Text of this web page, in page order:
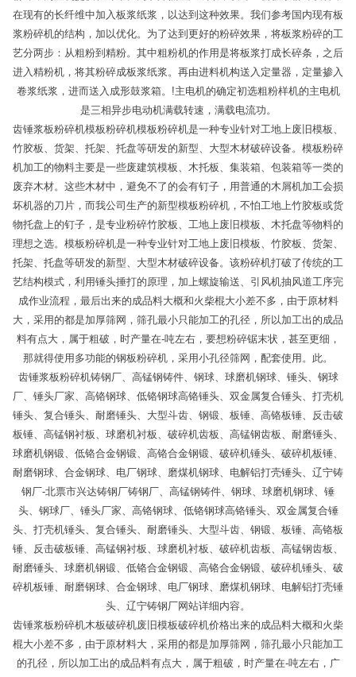
在现有的长纤维中加入板浆纸浆，以达到这种效果。我们参考国内现有板
浆粉碎机的结构，加以优化。为了达到更好的粉碎效果，将板浆粉碎的工
艺分两步：从粗粉到精粉。其中粗粉机的作用是将板浆打成长碎条，之后
进入精粉机，将其粉碎成板浆纸浆。再由进料机构送入定量器，定量掺入
卷浆纸浆，进而送入成形鼓浆箱。!主电机的确定初选粗粉样机的主电机
是三相异步电动机满载转速，满载电流功。
齿锤浆板粉碎机模板粉碎机模板粉碎机是一种专业针对工地上废旧模板、
竹胶板、货架、托架、托盘等研发的新型、大型木材破碎设备。模板粉碎
机加工的物料主要是一些废建筑模板、木托板、集装箱、包装箱等一类的
废弃木材。这些木材中，避免不了的会有钉子，用普通的木屑机加工会损
坏机器的刀片，而我公司生产的新型模板粉碎机，不怕工地上竹胶板或货
物托盘上的钉子，是专业粉碎竹胶板、工地上废旧模板、木托盘等物料的
理想之选。模板粉碎机是一种专业针对工地上废旧模板、竹胶板、货架、
托架、托盘等研发的新型、大型木材破碎设备。该粉碎机打破了传统的工
艺结构模式，利用锤头捶打的原理，加上螺旋输送、引风机抽风道工序完
成作业流程，最后出来的成品料大概和火柴棍大小差不多，由于原材料
大，采用的都是加厚筛网，筛孔最小只能加工的孔径，所以加工出的成品
料有点大，属于粗破，时产量在-吨左右，要想粉碎锯末状，甚至更细，
那就得使用多功能的钢板粉碎机，采用小孔径筛网，配套使用。此。
齿锤浆板粉碎机铸钢厂、高锰钢铸件、钢球、球磨机钢球、锤头、钢球
厂、锤头厂家、高铬钢球、低铬钢球高铬锤头、双金属复合锤头、打壳机
锤头、复合锤头、耐磨锤头、大型斗齿、钢锻、板锤、高铬板锤、反击破
板锤、高锰钢衬板、球磨机衬板、破碎机齿板、高锰钢齿板、耐磨锤头、
球磨机钢锻、低铬合金钢锻、高铬合金钢锻、破碎机锤头、破碎机板锤、
耐磨钢球、合金钢球、电厂钢球、磨煤机钢球、电解铝打壳锤头、辽宁铸
钢厂-北票市兴达铸钢厂铸钢厂、高锰钢铸件、钢球、球磨机钢球、锤
头、钢球厂、锤头厂家、高铬钢球、低铬钢球高铬锤头、双金属复合锤
头、打壳机锤头、复合锤头、耐磨锤头、大型斗齿、钢锻、板锤、高铬板
锤、反击破板锤、高锰钢衬板、球磨机衬板、破碎机齿板、高锰钢齿板、
耐磨锤头、球磨机钢锻、低铬合金钢锻、高铬合金钢锻、破碎机锤头、破
碎机板锤、耐磨钢球、合金钢球、电厂钢球、磨煤机钢球、电解铝打壳锤
头、辽宁铸钢厂网站详细内容。
齿锤浆板粉碎机木板破碎机废旧模板破碎机价格出来的成品料大概和火柴
棍大小差不多，由于原材料大，采用的都是加厚筛网，筛孔最小只能加工
的孔径，所以加工出的成品料有点大，属于粗破，时产量在-吨左右，广